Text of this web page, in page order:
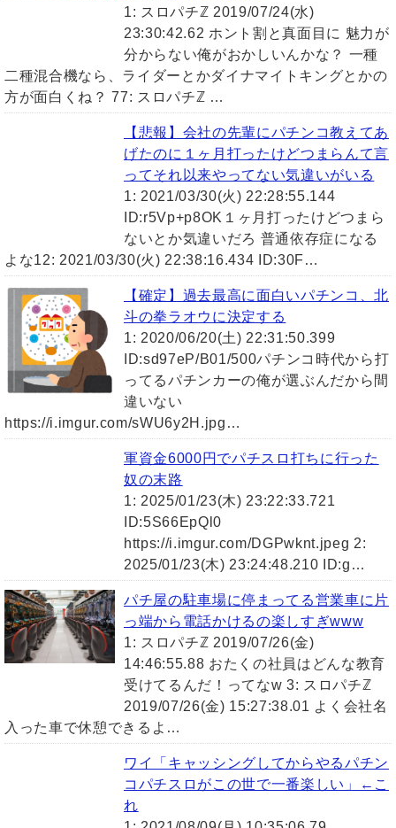
1: スロパチℤ 2019/07/24(水)
23:30:42.62 ホント割と真面目に 魅力が
分からない俺がおかしいんかな？ 一種
二種混合機なら、ライダーとかダイナマイトキングとかの
方が面白くね？ 77: スロパチℤ …
【悲報】会社の先輩にパチンコ教えてあ
げたのに１ヶ月打ったけどつまらんて言
ってそれ以来やってない気違いがいる
1: 2021/03/30(火) 22:28:55.144
ID:r5Vp+p8OK１ヶ月打ったけどつまら
ないとか気違いだろ 普通依存症になる
よな12: 2021/03/30(火) 22:38:16.434 ID:30F…
【確定】過去最高に面白いパチンコ、北
斗の拳ラオウに決定する
1: 2020/06/20(土) 22:31:50.399
ID:sd97eP/B01/500パチンコ時代から打
ってるパチンカーの俺が選ぶんだから間
違いない
https://i.imgur.com/sWU6y2H.jpg…
軍資金6000円でパチスロ打ちに行った
奴の末路
1: 2025/01/23(木) 23:22:33.721
ID:5S66EpQl0
https://i.imgur.com/DGPwknt.jpeg 2:
2025/01/23(木) 23:24:48.210 ID:g…
パチ屋の駐車場に停まってる営業車に片
っ端から電話かけるの楽しすぎwww
1: スロパチℤ 2019/07/26(金)
14:46:55.88 おたくの社員はどんな教育
受けてるんだ！ってなw 3: スロパチℤ
2019/07/26(金) 15:27:38.01 よく会社名
入った車で休憩できるよ…
ワイ「キャッシングしてからやるパチン
コパチスロがこの世で一番楽しい」←こ
れ